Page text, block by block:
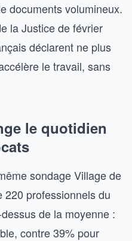
documents volumineux.
la Justice de février
déclarent ne plus
le travail, sans
le quotidien
sondage Village de
220 professionnels du
de la moyenne :
contre 39% pour